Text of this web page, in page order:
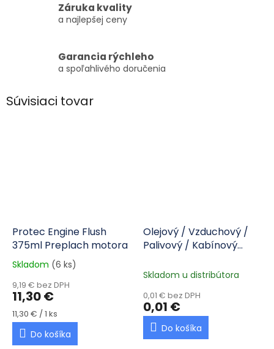
Záruka kvality
a najlepšej ceny
Garancia rýchleho
a spoľahlivého doručenia
Súvisiaci tovar
Protec Engine Flush
375ml Preplach motora
Priemerné hodnotenie produktu je 5,0 z 5 hviezdičiek.
Skladom (6 ks)
9,19 € bez DPH
11,30 €
Jednotková cena:
11,30 € / 1 ks
Do košíka
Olejový / Vzduchový /
Palivový / Kabínový
Skladom u distribútora
0,01 € bez DPH
0,01 €
Do košíka